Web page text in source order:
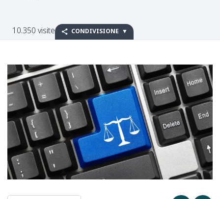
10.350 visite CONDIVISIONE